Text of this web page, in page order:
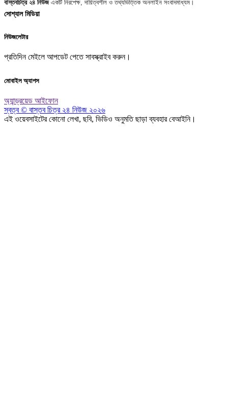
বাস্তবচিত্র ২৪ নিউজএকটি নিরপেক্ষ, দায়িত্বশীল ও তথ্যভিত্তিক অনলাইন সংবাদমাধ্যম।
সোশ্যাল মিডিয়া
নিউজলেটার
প্রতিদিন মেইলে আপডেট পেতে সাবস্ক্রাইব করুন।
মোবাইল অ্যাপস
অ্যান্ড্রয়েড আইফোন
স্বত্ব © বাস্তব চিত্র ২৪ নিউজ ২০২৬
এই ওয়েবসাইটের কোনো লেখা, ছবি, ভিডিও অনুমতি ছাড়া ব্যবহার বেআইনি।